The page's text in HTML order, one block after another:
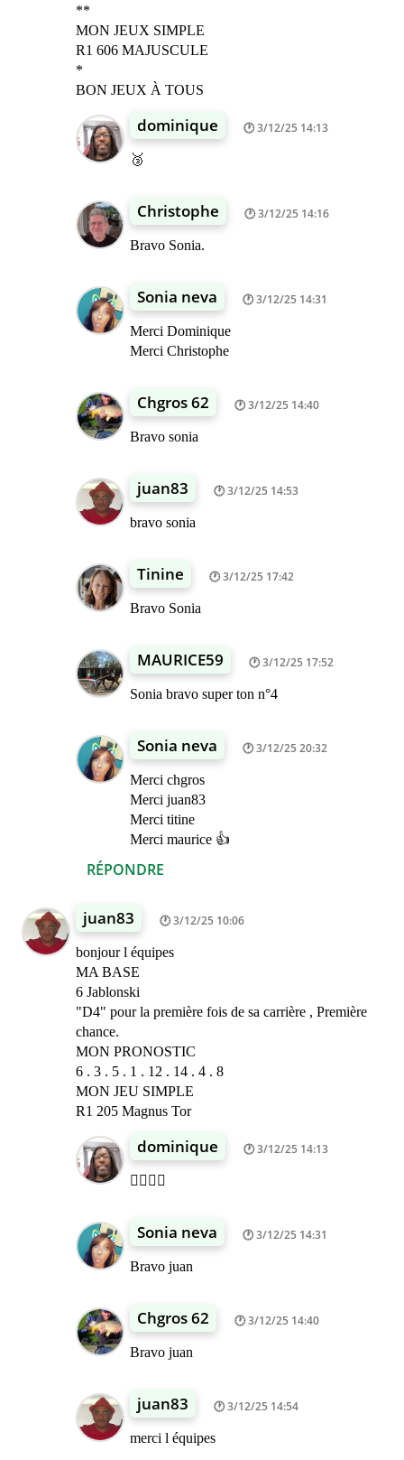
**
MON JEUX SIMPLE
R1 606 MAJUSCULE
*
BON JEUX À TOUS
RÉPONDRE
dominique 3/12/25 14:13
🥉
Christophe 3/12/25 14:16
Bravo Sonia.
Sonia neva 3/12/25 14:31
Merci Dominique
Merci Christophe
Chgros 62 3/12/25 14:40
Bravo sonia
juan83 3/12/25 14:53
bravo sonia
Tinine 3/12/25 17:42
Bravo Sonia
MAURICE59 3/12/25 17:52
Sonia bravo super ton n°4
Sonia neva 3/12/25 20:32
Merci chgros
Merci juan83
Merci titine
Merci maurice 👍
juan83 3/12/25 10:06
bonjour l équipes
MA BASE
6 Jablonski
"D4" pour la première fois de sa carrière , Première
chance.
MON PRONOSTIC
6 . 3 . 5 . 1 . 12 . 14 . 4 . 8
MON JEU SIMPLE
R1 205 Magnus Tor
dominique 3/12/25 14:13
👍🏾👍🏾
Sonia neva 3/12/25 14:31
Bravo juan
Chgros 62 3/12/25 14:40
Bravo juan
juan83 3/12/25 14:54
merci l équipes